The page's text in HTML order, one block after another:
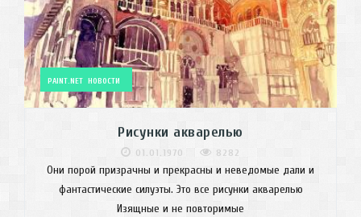
PAINT.NET НОВОСТИ
Рисунки акварелью
01.01.1970 8282
Они порой призрачны и прекрасны и неведомые дали и
фантастические силуэты. Это все рисунки акварелью
Изящные и не повторимые